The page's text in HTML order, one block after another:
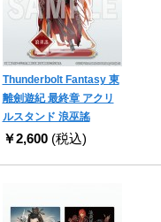
Thunderbolt Fantasy 東
離劍遊紀 最終章 アクリ
ルスタンド 浪巫謠
￥2,600 (税込)